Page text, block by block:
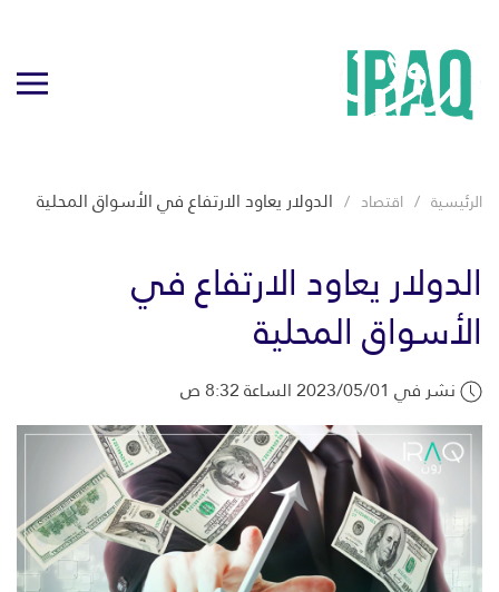
الرئيسية اقتصاد الدولار يعاود الارتفاع في الأسواق المحلية
الدولار يعاود الارتفاع في
الأسواق المحلية
نشر في 2023/05/01 الساعة 8:32 ص